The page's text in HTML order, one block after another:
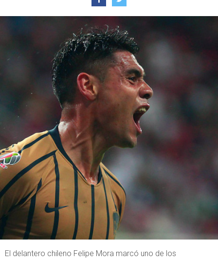
El delantero chileno Felipe Mora marcó uno de los